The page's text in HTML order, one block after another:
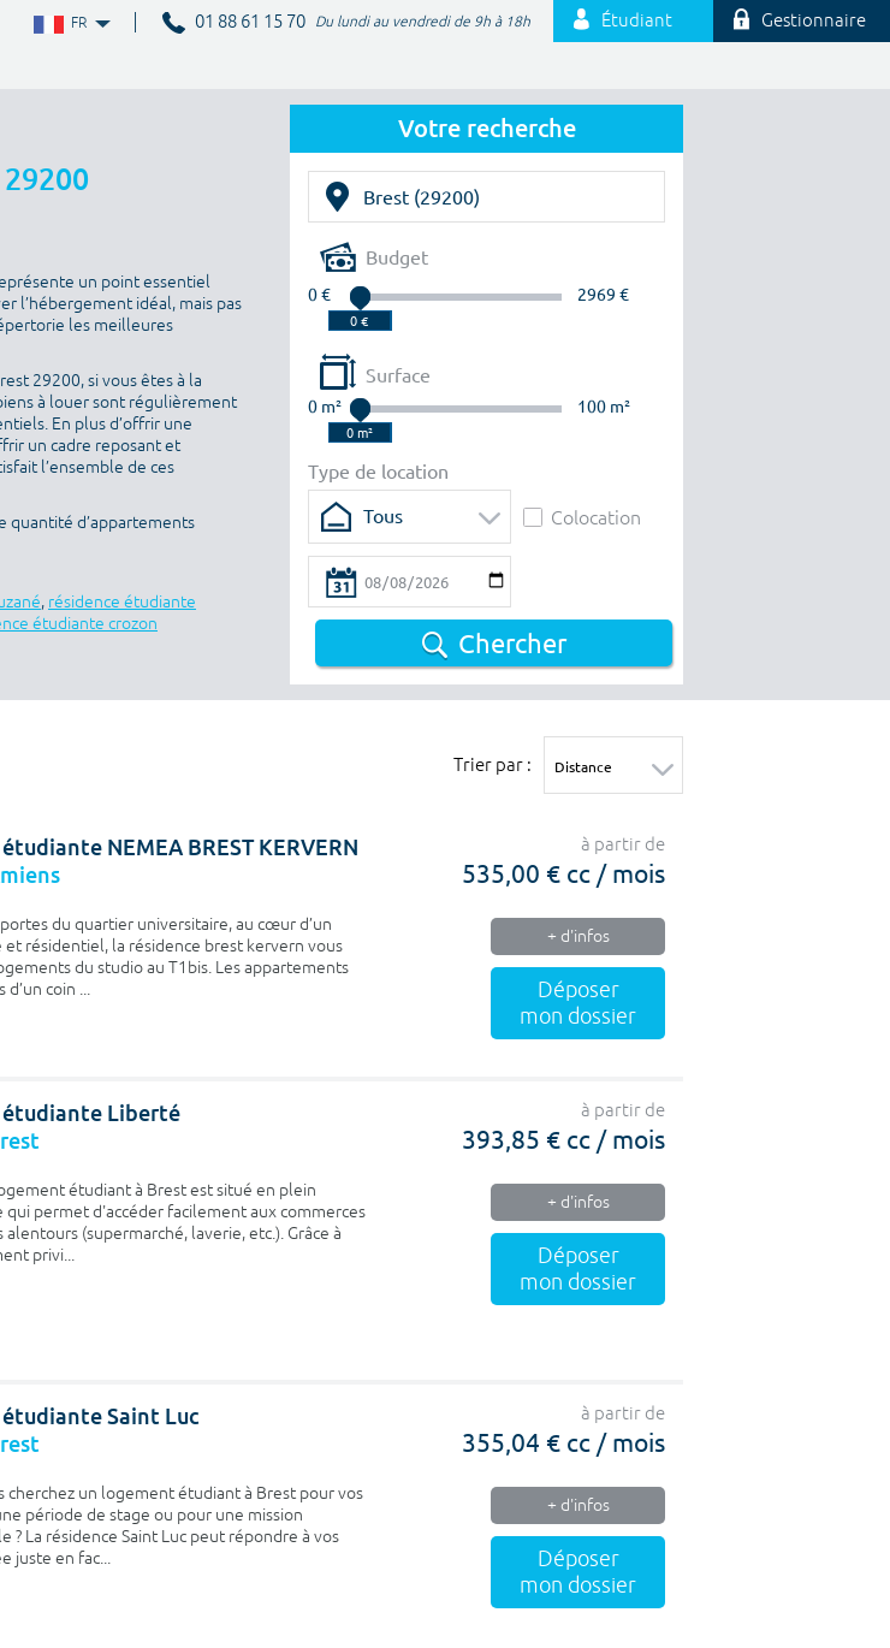
FR 01 88 61 15 70 Du lundi au vendredi de 9h à 18h Étudiant Gestionnaire
Votre recherche
Budget
0 € 2969 €
Surface
0 m² 100 m²
Type de location
Tous
Colocation
Chercher
un point essentiel
l’hébergement idéal, mais pas
les meilleures
29200, si vous êtes à la
à louer sont régulièrement
En plus d’offrir une
un cadre reposant et
l’ensemble de ces
quantité d’appartements
, résidence étudiante
étudiante crozon
Trier par :
NEMEA BREST KERVERN
du quartier universitaire, au cœur d’un
et résidentiel, la résidence brest kervern vous
du studio au T1bis. Les appartements
coin ...
à partir de
535,00 € cc / mois
+ d'infos
Déposer
mon dossier
étudiante Liberté
étudiant à Brest est situé en plein
qui permet d'accéder facilement aux commerces
alentours (supermarché, laverie, etc.). Grâce à
privi...
à partir de
393,85 € cc / mois
+ d'infos
Déposer
mon dossier
étudiante Saint Luc
cherchez un logement étudiant à Brest pour vos
période de stage ou pour une mission
? La résidence Saint Luc peut répondre à vos
juste en fac...
à partir de
355,04 € cc / mois
+ d'infos
Déposer
mon dossier